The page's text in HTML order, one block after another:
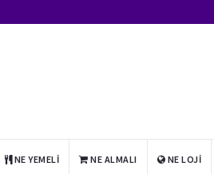
NE YEMELI NE ALMALI NE LOJI